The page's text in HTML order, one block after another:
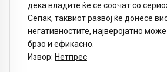
дека владите ќе се соочат со
Сепак, таквиот развој ќе донесе
негативностите, најверојатно
брзо и ефикасно.
Извор: Нетпрес